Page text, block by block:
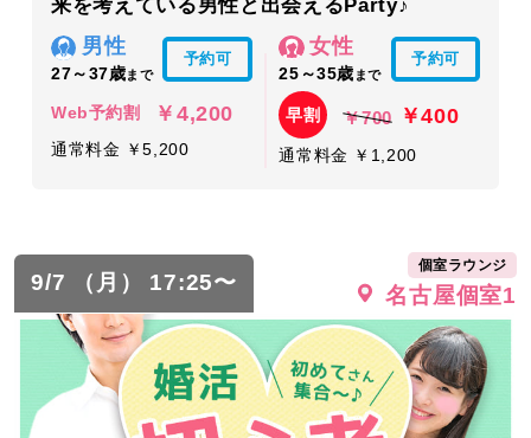
来を考えている男性と出会えるParty♪
男性
27～37歳まで
予約可
Web予約割 ￥4,200
通常料金 ￥5,200
女性
25～35歳 まで
予約可
早割 ￥700 ￥400
通常料金 ￥1,200
9/7 （月） 17:25〜
個室ラウンジ
名古屋個室1